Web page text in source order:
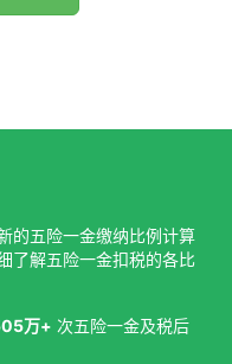
的五险一金缴纳比例计算
了解五险一金扣税的各比
万+ 次五险一金及税后